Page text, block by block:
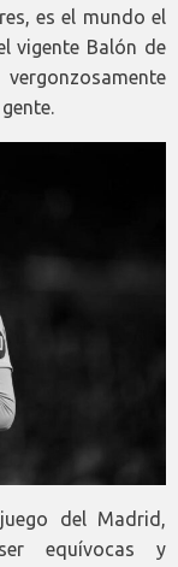
es el mundo el
vigente Balón de
del Madrid,
equívocas y